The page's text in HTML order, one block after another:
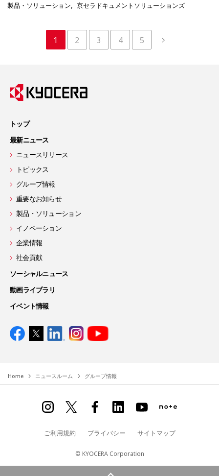
製品・ソリューション 京セラドキュメントソリューションズ
1 2 3 4 5
トップ
最新ニュース
ニュースリリース
トピックス
グループ情報
重要なお知らせ
製品・ソリューション
イノベーション
企業情報
社会貢献
ソーシャルニュース
動画ライブラリ
イベント情報
Home ニュースルーム グループ情報
ご利用規約 プライバシー サイトマップ
© KYOCERA Corporation